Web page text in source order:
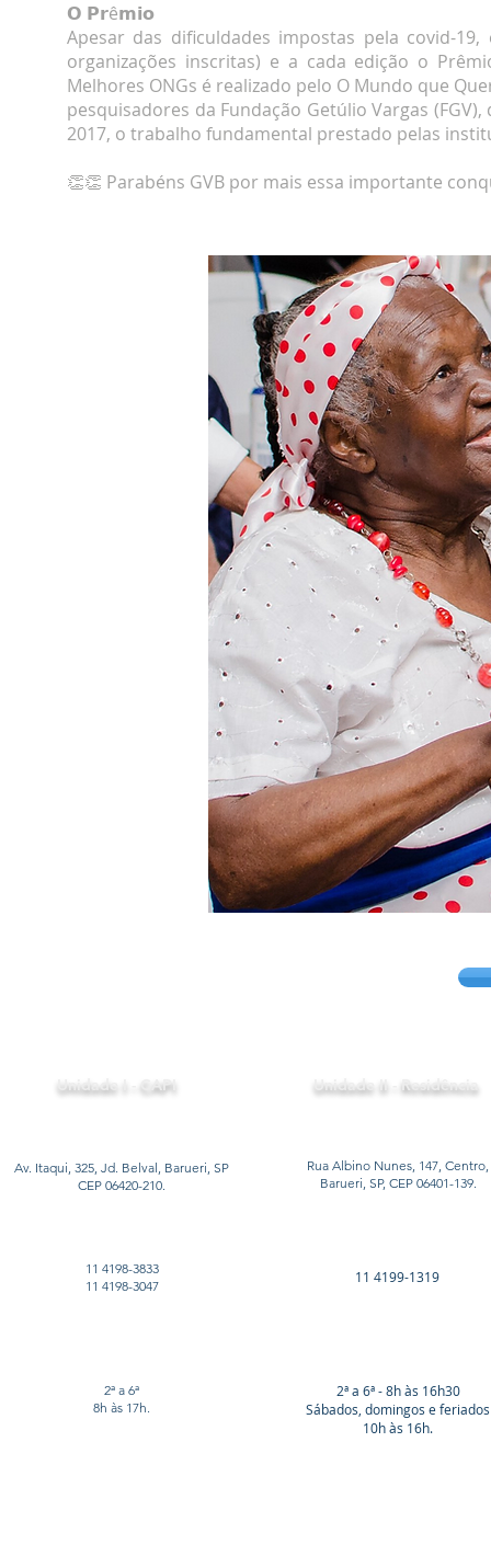
𝗢 𝗣𝗿ê𝗺𝗶𝗼
Apesar das dificuldades impostas pela covid-
organizações inscritas) e a cada edição o
Melhores ONGs é realizado pelo O Mundo que
pesquisadores da Fundação Getúlio Vargas
2017, o trabalho fundamental prestado pelas
👏👏 Parabéns GVB por mais essa importante
Unidade I - CAPI
Av. Itaqui, 325, Jd. Belval, Barueri, SP
CEP 06420-210.
11 4198-3833
11 4198-3047
2ª a 6ª
8h às 17h.
Unidade II - Residência
Rua Albino Nunes, 147, Centro,
Barueri, SP, CEP 06401-139.
11 4199-1319
2ª a 6ª - 8h às 16h30
Sábados, domingos e feriados
10h às 16h.